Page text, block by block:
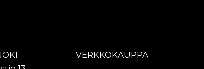
VERKKOKAUPPA